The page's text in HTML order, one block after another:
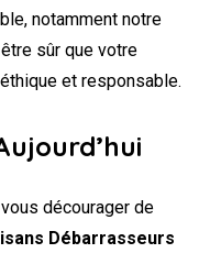
notamment notre
sûr que votre
et responsable.
décourager de
Débarrasseurs